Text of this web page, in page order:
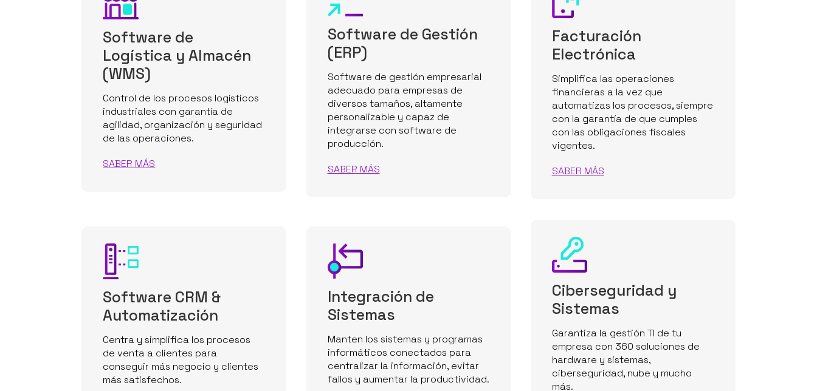
Software de
Logística y Almacén
(WMS)
Control de los procesos logísticos
industriales con garantía de
agilidad, organización y seguridad
de las operaciones.
SABER MÁS
Software de Gestión
(ERP)
Software de gestión empresarial
adecuado para empresas de
diversos tamaños, altamente
personalizable y capaz de
integrarse con software de
producción.
SABER MÁS
Facturación
Electrónica
Simplifica las operaciones
financieras a la vez que
automatizas los procesos, siempre
con la garantía de que cumples
con las obligaciones fiscales
vigentes.
SABER MÁS
Software CRM &
Automatización
Centra y simplifica los procesos
de venta a clientes para
conseguir más negocio y clientes
más satisfechos.
Integración de
Sistemas
Manten los sistemas y programas
informáticos conectados para
centralizar la información, evitar
fallos y aumentar la productividad.
Ciberseguridad y
Sistemas
Garantiza la gestión TI de tu
empresa con 360 soluciones de
hardware y sistemas,
ciberseguridad, nube y mucho
más.